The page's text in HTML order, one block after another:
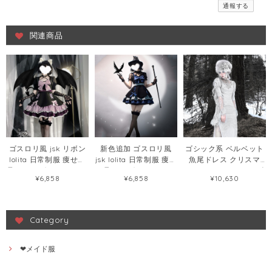
通報する
関連商品
ゴスロリ風 jsk リボン
lolita 日常制服 痩せて
見える リボン ロリータ
ワンピース57268065
¥6,858
新色追加 ゴスロリ風
jsk lolita 日常制服 痩せ
て見える ボウタイ ロリ
ータワンピース
¥6,858
ゴシック系 ベルベット
魚尾ドレス クリスマ
ス・ハロウィン ワンピ
ース125659284
¥10,630
Category
❤メイド服